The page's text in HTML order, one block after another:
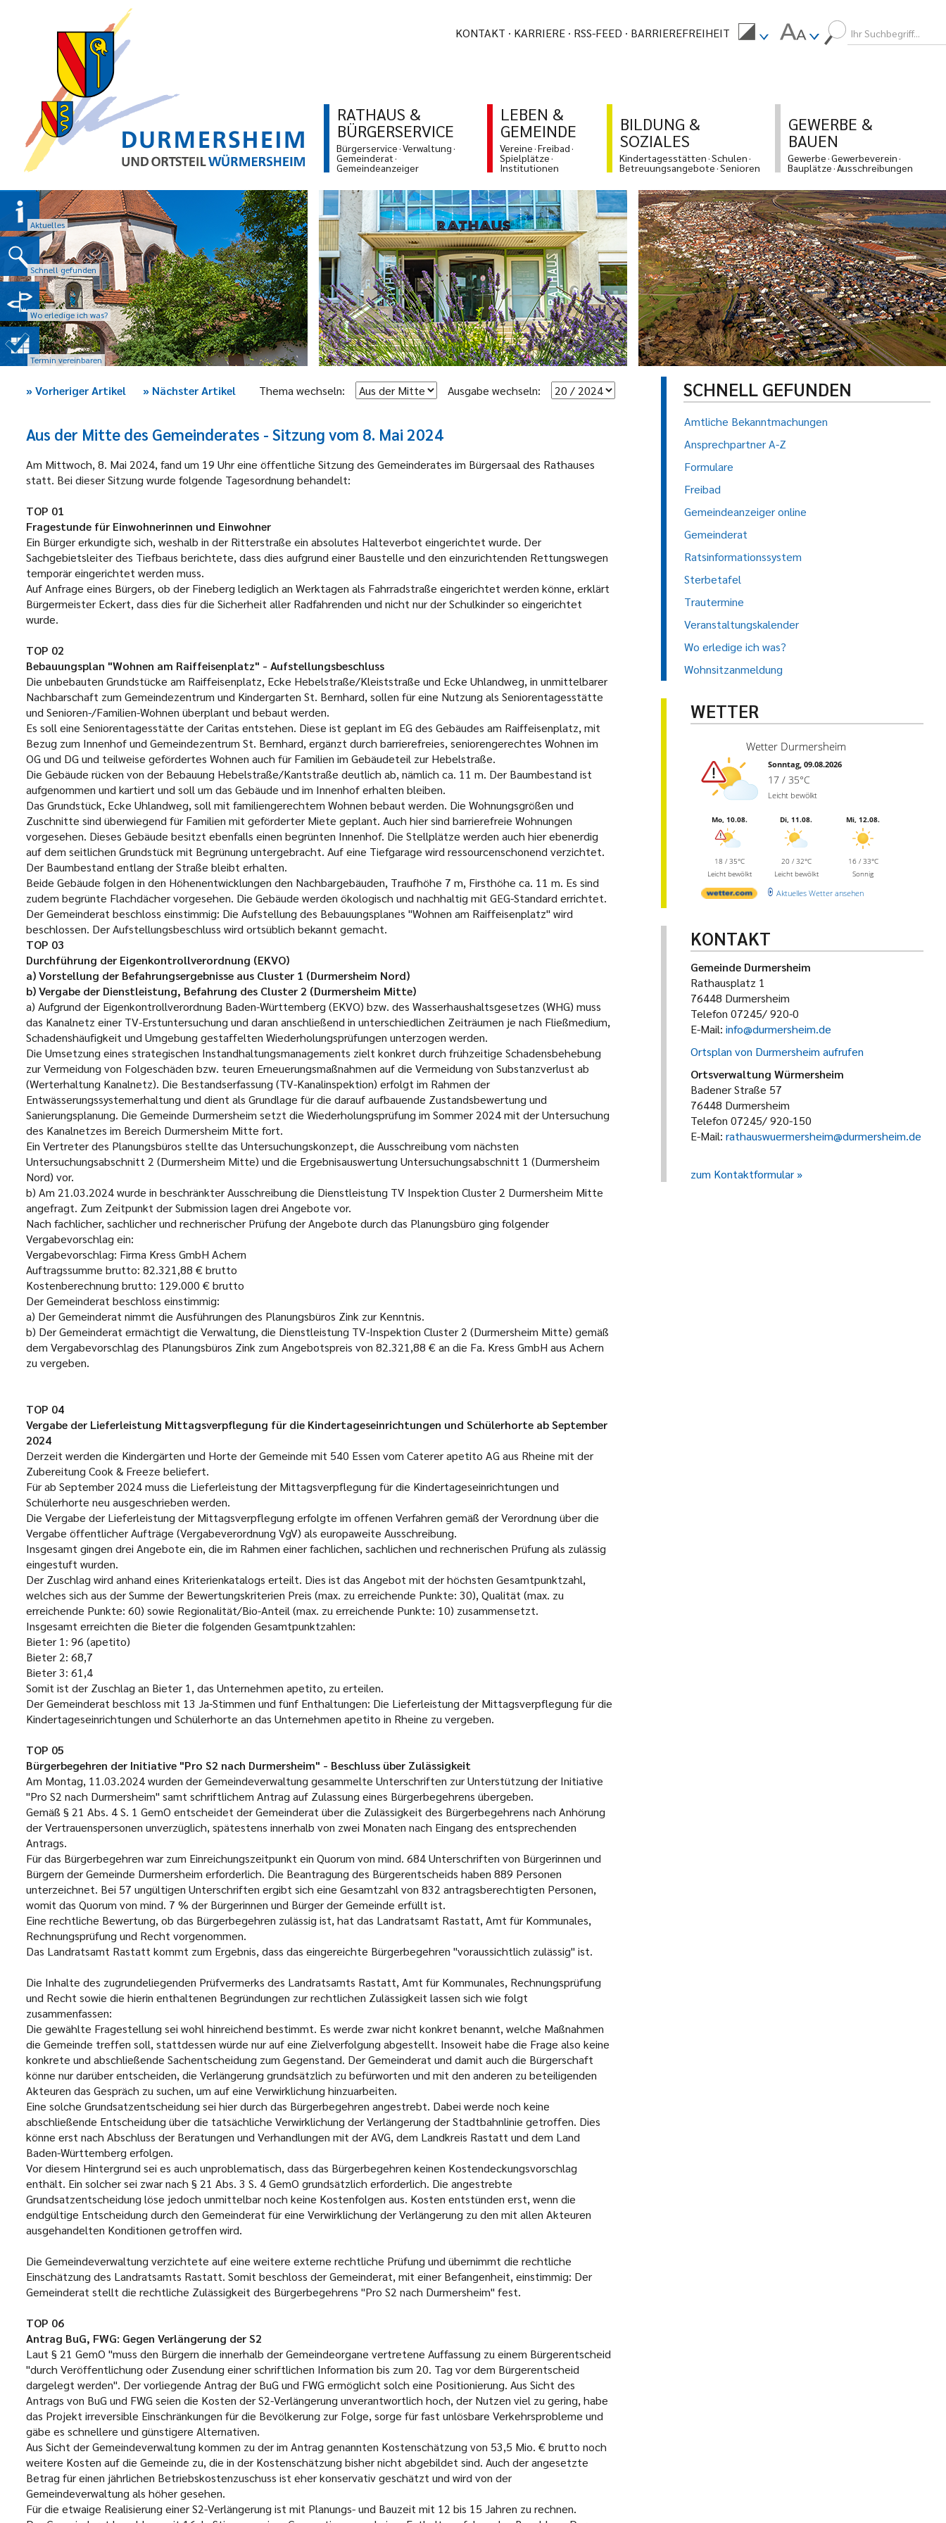
KONTAKT KARRIERE RSS-FEED BARRIEREFREIHEIT
RATHAUS &
BÜRGERSERVICE
Bürgerservice Verwaltung
Gemeinderat
Gemeindeanzeiger
LEBEN &
GEMEINDE
Vereine Freibad
Spielplätze
Institutionen
BILDUNG &
SOZIALES
Kindertagesstätten Schulen
Betreuungsangebote Senioren
GEWERBE &
BAUEN
Gewerbe Gewerbeverein
Bauplätze Ausschreibungen
Aktuelles
Schnell gefunden
Wo erledige ich was?
Termin vereinbaren
»Vorheriger Artikel » Nächster Artikel Thema wechseln: Ausgabe wechseln:
Aus der Mitte des Gemeinderates - Sitzung vom 8. Mai 2024
Am Mittwoch, 8. Mai 2024, fand um 19 Uhr eine öffentliche Sitzung des Gemeinderates im Bürgersaal des Rathauses
statt. Bei dieser Sitzung wurde folgende Tagesordnung behandelt:
TOP 01
Fragestunde für Einwohnerinnen und Einwohner
Ein Bürger erkundigte sich, weshalb in der Ritterstraße ein absolutes Halteverbot eingerichtet wurde. Der
Sachgebietsleiter des Tiefbaus berichtete, dass dies aufgrund einer Baustelle und den einzurichtenden Rettungswegen
temporär eingerichtet werden muss.
Auf Anfrage eines Bürgers, ob der Fineberg lediglich an Werktagen als Fahrradstraße eingerichtet werden könne, erklärt
Bürgermeister Eckert, dass dies für die Sicherheit aller Radfahrenden und nicht nur der Schulkinder so eingerichtet
wurde.
TOP 02
Bebauungsplan "Wohnen am Raiffeisenplatz" - Aufstellungsbeschluss
Die unbebauten Grundstücke am Raiffeisenplatz, Ecke Hebelstraße/Kleiststraße und Ecke Uhlandweg, in unmittelbarer
Nachbarschaft zum Gemeindezentrum und Kindergarten St. Bernhard, sollen für eine Nutzung als Seniorentagesstätte
und Senioren-/Familien-Wohnen überplant und bebaut werden.
Es soll eine Seniorentagesstätte der Caritas entstehen. Diese ist geplant im EG des Gebäudes am Raiffeisenplatz, mit
Bezug zum Innenhof und Gemeindezentrum St. Bernhard, ergänzt durch barrierefreies, seniorengerechtes Wohnen im
OG und DG und teilweise gefördertes Wohnen auch für Familien im Gebäudeteil zur Hebelstraße.
Die Gebäude rücken von der Bebauung Hebelstraße/Kantstraße deutlich ab, nämlich ca. 11 m. Der Baumbestand ist
aufgenommen und kartiert und soll um das Gebäude und im Innenhof erhalten bleiben.
Das Grundstück, Ecke Uhlandweg, soll mit familiengerechtem Wohnen bebaut werden. Die Wohnungsgrößen und
Zuschnitte sind überwiegend für Familien mit geförderter Miete geplant. Auch hier sind barrierefreie Wohnungen
vorgesehen. Dieses Gebäude besitzt ebenfalls einen begrünten Innenhof. Die Stellplätze werden auch hier ebenerdig
auf dem seitlichen Grundstück mit Begrünung untergebracht. Auf eine Tiefgarage wird ressourcenschonend verzichtet.
Der Baumbestand entlang der Straße bleibt erhalten.
Beide Gebäude folgen in den Höhenentwicklungen den Nachbargebäuden, Traufhöhe 7 m, Firsthöhe ca. 11 m. Es sind
zudem begrünte Flachdächer vorgesehen. Die Gebäude werden ökologisch und nachhaltig mit GEG-Standard errichtet.
Der Gemeinderat beschloss einstimmig: Die Aufstellung des Bebauungsplanes "Wohnen am Raiffeisenplatz" wird
beschlossen. Der Aufstellungsbeschluss wird ortsüblich bekannt gemacht.
TOP 03
Durchführung der Eigenkontrollverordnung (EKVO)
a) Vorstellung der Befahrungsergebnisse aus Cluster 1 (Durmersheim Nord)
b) Vergabe der Dienstleistung, Befahrung des Cluster 2 (Durmersheim Mitte)
a) Aufgrund der Eigenkontrollverordnung Baden-Württemberg (EKVO) bzw. des Wasserhaushaltsgesetzes (WHG) muss
das Kanalnetz einer TV-Erstuntersuchung und daran anschließend in unterschiedlichen Zeiträumen je nach Fließmedium,
Schadenshäufigkeit und Umgebung gestaffelten Wiederholungsprüfungen unterzogen werden.
Die Umsetzung eines strategischen Instandhaltungsmanagements zielt konkret durch frühzeitige Schadensbehebung
zur Vermeidung von Folgeschäden bzw. teuren Erneuerungsmaßnahmen auf die Vermeidung von Substanzverlust ab
(Werterhaltung Kanalnetz). Die Bestandserfassung (TV-Kanalinspektion) erfolgt im Rahmen der
Entwässerungssystemerhaltung und dient als Grundlage für die darauf aufbauende Zustandsbewertung und
Sanierungsplanung. Die Gemeinde Durmersheim setzt die Wiederholungsprüfung im Sommer 2024 mit der Untersuchung
des Kanalnetzes im Bereich Durmersheim Mitte fort.
Ein Vertreter des Planungsbüros stellte das Untersuchungskonzept, die Ausschreibung vom nächsten
Untersuchungsabschnitt 2 (Durmersheim Mitte) und die Ergebnisauswertung Untersuchungsabschnitt 1 (Durmersheim
Nord) vor.
b) Am 21.03.2024 wurde in beschränkter Ausschreibung die Dienstleistung TV Inspektion Cluster 2 Durmersheim Mitte
angefragt. Zum Zeitpunkt der Submission lagen drei Angebote vor.
Nach fachlicher, sachlicher und rechnerischer Prüfung der Angebote durch das Planungsbüro ging folgender
Vergabevorschlag ein:
Vergabevorschlag: Firma Kress GmbH Achern
Auftragssumme brutto: 82.321,88 € brutto
Kostenberechnung brutto: 129.000 € brutto
Der Gemeinderat beschloss einstimmig:
a) Der Gemeinderat nimmt die Ausführungen des Planungsbüros Zink zur Kenntnis.
b) Der Gemeinderat ermächtigt die Verwaltung, die Dienstleistung TV-Inspektion Cluster 2 (Durmersheim Mitte) gemäß
dem Vergabevorschlag des Planungsbüros Zink zum Angebotspreis von 82.321,88 € an die Fa. Kress GmbH aus Achern
zu vergeben.
TOP 04
Vergabe der Lieferleistung Mittagsverpflegung für die Kindertageseinrichtungen und Schülerhorte ab September
2024
Derzeit werden die Kindergärten und Horte der Gemeinde mit 540 Essen vom Caterer apetito AG aus Rheine mit der
Zubereitung Cook & Freeze beliefert.
Für ab September 2024 muss die Lieferleistung der Mittagsverpflegung für die Kindertageseinrichtungen und
Schülerhorte neu ausgeschrieben werden.
Die Vergabe der Lieferleistung der Mittagsverpflegung erfolgte im offenen Verfahren gemäß der Verordnung über die
Vergabe öffentlicher Aufträge (Vergabeverordnung VgV) als europaweite Ausschreibung.
Insgesamt gingen drei Angebote ein, die im Rahmen einer fachlichen, sachlichen und rechnerischen Prüfung als zulässig
eingestuft wurden.
Der Zuschlag wird anhand eines Kriterienkatalogs erteilt. Dies ist das Angebot mit der höchsten Gesamtpunktzahl,
welches sich aus der Summe der Bewertungskriterien Preis (max. zu erreichende Punkte: 30), Qualität (max. zu
erreichende Punkte: 60) sowie Regionalität/Bio-Anteil (max. zu erreichende Punkte: 10) zusammensetzt.
Insgesamt erreichten die Bieter die folgenden Gesamtpunktzahlen:
Bieter 1: 96 (apetito)
Bieter 2: 68,7
Bieter 3: 61,4
Somit ist der Zuschlag an Bieter 1, das Unternehmen apetito, zu erteilen.
Der Gemeinderat beschloss mit 13 Ja-Stimmen und fünf Enthaltungen: Die Lieferleistung der Mittagsverpflegung für die
Kindertageseinrichtungen und Schülerhorte an das Unternehmen apetito in Rheine zu vergeben.
TOP 05
Bürgerbegehren der Initiative "Pro S2 nach Durmersheim" - Beschluss über Zulässigkeit
Am Montag, 11.03.2024 wurden der Gemeindeverwaltung gesammelte Unterschriften zur Unterstützung der Initiative
"Pro S2 nach Durmersheim" samt schriftlichem Antrag auf Zulassung eines Bürgerbegehrens übergeben.
Gemäß § 21 Abs. 4 S. 1 GemO entscheidet der Gemeinderat über die Zulässigkeit des Bürgerbegehrens nach Anhörung
der Vertrauenspersonen unverzüglich, spätestens innerhalb von zwei Monaten nach Eingang des entsprechenden
Antrags.
Für das Bürgerbegehren war zum Einreichungszeitpunkt ein Quorum von mind. 684 Unterschriften von Bürgerinnen und
Bürgern der Gemeinde Durmersheim erforderlich. Die Beantragung des Bürgerentscheids haben 889 Personen
unterzeichnet. Bei 57 ungültigen Unterschriften ergibt sich eine Gesamtzahl von 832 antragsberechtigten Personen,
womit das Quorum von mind. 7 % der Bürgerinnen und Bürger der Gemeinde erfüllt ist.
Eine rechtliche Bewertung, ob das Bürgerbegehren zulässig ist, hat das Landratsamt Rastatt, Amt für Kommunales,
Rechnungsprüfung und Recht vorgenommen.
Das Landratsamt Rastatt kommt zum Ergebnis, dass das eingereichte Bürgerbegehren "voraussichtlich zulässig" ist.
Die Inhalte des zugrundeliegenden Prüfvermerks des Landratsamts Rastatt, Amt für Kommunales, Rechnungsprüfung
und Recht sowie die hierin enthaltenen Begründungen zur rechtlichen Zulässigkeit lassen sich wie folgt
zusammenfassen:
Die gewählte Fragestellung sei wohl hinreichend bestimmt. Es werde zwar nicht konkret benannt, welche Maßnahmen
die Gemeinde treffen soll, stattdessen würde nur auf eine Zielverfolgung abgestellt. Insoweit habe die Frage also keine
konkrete und abschließende Sachentscheidung zum Gegenstand. Der Gemeinderat und damit auch die Bürgerschaft
könne nur darüber entscheiden, die Verlängerung grundsätzlich zu befürworten und mit den anderen zu beteiligenden
Akteuren das Gespräch zu suchen, um auf eine Verwirklichung hinzuarbeiten.
Eine solche Grundsatzentscheidung sei hier durch das Bürgerbegehren angestrebt. Dabei werde noch keine
abschließende Entscheidung über die tatsächliche Verwirklichung der Verlängerung der Stadtbahnlinie getroffen. Dies
könne erst nach Abschluss der Beratungen und Verhandlungen mit der AVG, dem Landkreis Rastatt und dem Land
Baden-Württemberg erfolgen.
Vor diesem Hintergrund sei es auch unproblematisch, dass das Bürgerbegehren keinen Kostendeckungsvorschlag
enthält. Ein solcher sei zwar nach § 21 Abs. 3 S. 4 GemO grundsätzlich erforderlich. Die angestrebte
Grundsatzentscheidung löse jedoch unmittelbar noch keine Kostenfolgen aus. Kosten entstünden erst, wenn die
endgültige Entscheidung durch den Gemeinderat für eine Verwirklichung der Verlängerung zu den mit allen Akteuren
ausgehandelten Konditionen getroffen wird.
Die Gemeindeverwaltung verzichtete auf eine weitere externe rechtliche Prüfung und übernimmt die rechtliche
Einschätzung des Landratsamts Rastatt. Somit beschloss der Gemeinderat, mit einer Befangenheit, einstimmig: Der
Gemeinderat stellt die rechtliche Zulässigkeit des Bürgerbegehrens "Pro S2 nach Durmersheim" fest.
TOP 06
Antrag BuG, FWG: Gegen Verlängerung der S2
Laut § 21 GemO "muss den Bürgern die innerhalb der Gemeindeorgane vertretene Auffassung zu einem Bürgerentscheid
"durch Veröffentlichung oder Zusendung einer schriftlichen Information bis zum 20. Tag vor dem Bürgerentscheid
dargelegt werden". Der vorliegende Antrag der BuG und FWG ermöglicht solch eine Positionierung. Aus Sicht des
Antrags von BuG und FWG seien die Kosten der S2-Verlängerung unverantwortlich hoch, der Nutzen viel zu gering, habe
das Projekt irreversible Einschränkungen für die Bevölkerung zur Folge, sorge für fast unlösbare Verkehrsprobleme und
gäbe es schnellere und günstigere Alternativen.
Aus Sicht der Gemeindeverwaltung kommen zu der im Antrag genannten Kostenschätzung von 53,5 Mio. € brutto noch
weitere Kosten auf die Gemeinde zu, die in der Kostenschätzung bisher nicht abgebildet sind. Auch der angesetzte
Betrag für einen jährlichen Betriebskostenzuschuss ist eher konservativ geschätzt und wird von der
Gemeindeverwaltung als höher gesehen.
Für die etwaige Realisierung einer S2-Verlängerung ist mit Planungs- und Bauzeit mit 12 bis 15 Jahren zu rechnen.
SCHNELL GEFUNDEN
Amtliche Bekanntmachungen
Ansprechpartner A-Z
Formulare
Freibad
Gemeindeanzeiger online
Gemeinderat
Ratsinformationssystem
Sterbetafel
Trautermine
Veranstaltungskalender
Wo erledige ich was?
Wohnsitzanmeldung
WETTER
Wetter Durmersheim
Sonntag, 09.08.2026
17 / 35°C
Leicht bewölkt
Mo, 10.08.
18 / 35°C
Leicht bewölkt
Di, 11.08.
20 / 32°C
Leicht bewölkt
Mi, 12.08.
16 / 33°C
Sonnig
Aktuelles Wetter ansehen
KONTAKT
Gemeinde Durmersheim
Rathausplatz 1
76448 Durmersheim
Telefon 07245/ 920-0
E-Mail: info@durmersheim.de
Ortsplan von Durmersheim aufrufen
Ortsverwaltung Würmersheim
Badener Straße 57
76448 Durmersheim
Telefon 07245/ 920-150
E-Mail: rathauswuermersheim@durmersheim.de
zum Kontaktformular